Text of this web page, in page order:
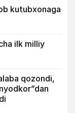
kutubxonaga
ilk milliy
qozondi,